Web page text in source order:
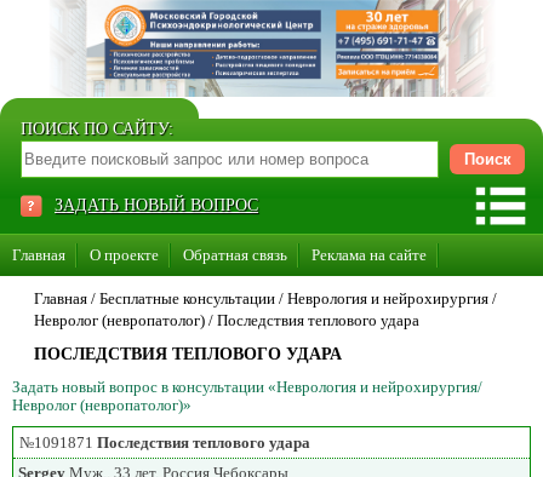
ПОИСК ПО САЙТУ:
ЗАДАТЬ НОВЫЙ ВОПРОС
Главная О проекте Обратная связь Реклама на сайте
Стать консультантом нашего сайта
Главная / Бесплатные консультации / Неврология и нейрохирургия /
Невролог (невропатолог) / Последствия теплового удара
ПОСЛЕДСТВИЯ ТЕПЛОВОГО УДАРА
Задать новый вопрос в консультации «Неврология и нейрохирургия/
Невролог (невропатолог)»
№1091871 Последствия теплового удара
Sergey Муж., 33 лет. Россия Чебоксары